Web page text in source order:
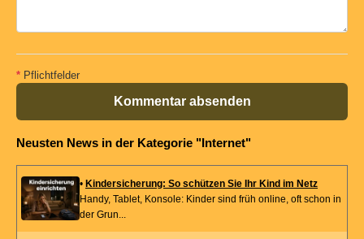
* Pflichtfelder
Kommentar absenden
Neusten News in der Kategorie "Internet"
• Kindersicherung: So schützen Sie Ihr Kind im Netz
Handy, Tablet, Konsole: Kinder sind früh online, oft schon in
der Grun...